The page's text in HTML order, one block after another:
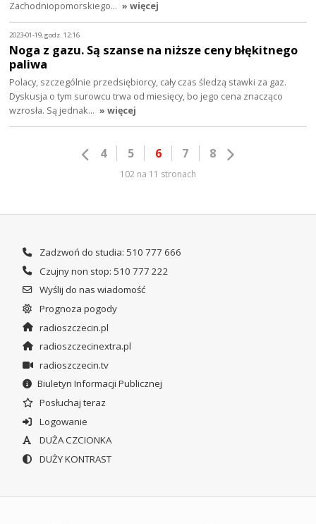
Zachodniopomorskiego… » więcej
2023-01-19, godz. 12:16
Noga z gazu. Są szanse na niższe ceny błękitnego
paliwa
Polacy, szczególnie przedsiębiorcy, cały czas śledzą stawki za gaz.
Dyskusja o tym surowcu trwa od miesięcy, bo jego cena znacząco
wzrosła. Są jednak… » więcej
4 5 6 7 8
102 na 11 stronach
Zadzwoń do studia: 510 777 666
Czujny non stop: 510 777 222
Wyślij do nas wiadomość
Prognoza pogody
radioszczecin.pl
radioszczecinextra.pl
radioszczecin.tv
Biuletyn Informacji Publicznej
Posłuchaj teraz
Logowanie
DUŻA CZCIONKA
DUŻY KONTRAST